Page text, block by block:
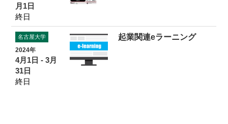
月1日
終日
名古屋大学
2024年
4月1日 - 3月
31日
終日
起業関連eラーニング